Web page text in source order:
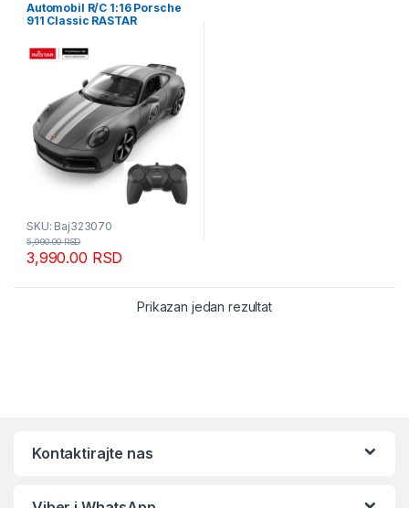
Automobil R/C 1:16 Porsche
911 Classic RASTAR
SKU: Baj323070
3,990.00 RSD
5,990.00RSD
Prikazan jedan rezultat
Kontaktirajte nas